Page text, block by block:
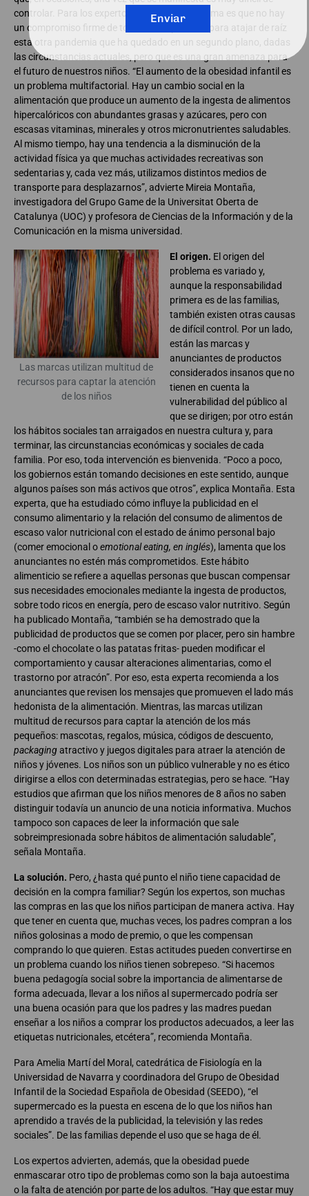
controlar. Para los expertos, el principal problema es que no hay
un compromiso firme de todos los implicados para atajar de raíz
esta otra pandemia que ha quedado en un segundo plano, dadas
las circunstancias actuales, pero que es una gran amenaza para
el futuro de nuestros niños. “El aumento de la obesidad infantil es
un problema multifactorial. Hay un cambio social en la
alimentación que produce un aumento de la ingesta de alimentos
hipercalóricos con abundantes grasas y azúcares, pero con
escasas vitaminas, minerales y otros micronutrientes saludables.
Al mismo tiempo, hay una tendencia a la disminución de la
actividad física ya que muchas actividades recreativas son
sedentarias y, cada vez más, utilizamos distintos medios de
transporte para desplazarnos”, advierte Mireia Montaña,
investigadora del Grupo Game de la Universitat Oberta de
Catalunya (UOC) y profesora de Ciencias de la Información y de la
Comunicación en la misma universidad.
Las marcas utilizan multitud de
recursos para captar la atención
de los niños
El origen. El origen del
problema es variado y,
aunque la responsabilidad
primera es de las familias,
también existen otras causas
de difícil control. Por un lado,
están las marcas y
anunciantes de productos
considerados insanos que no
tienen en cuenta la
vulnerabilidad del público al
que se dirigen; por otro están
los hábitos sociales tan arraigados en nuestra cultura y, para
terminar, las circunstancias económicas y sociales de cada
familia. Por eso, toda intervención es bienvenida. “Poco a poco,
los gobiernos están tomando decisiones en este sentido, aunque
algunos países son más activos que otros”, explica Montaña. Esta
experta, que ha estudiado cómo influye la publicidad en el
consumo alimentario y la relación del consumo de alimentos de
escaso valor nutricional con el estado de ánimo personal bajo
(comer emocional oemotional eating, en inglés), lamenta que los
anunciantes no estén más comprometidos. Este hábito
alimenticio se refiere a aquellas personas que buscan compensar
sus necesidades emocionales mediante la ingesta de productos,
sobre todo ricos en energía, pero de escaso valor nutritivo. Según
ha publicado Montaña, “también se ha demostrado que la
publicidad de productos que se comen por placer, pero sin hambre
-como el chocolate o las patatas fritas- pueden modificar el
comportamiento y causar alteraciones alimentarias, como el
trastorno por atracón”. Por eso, esta experta recomienda a los
anunciantes que revisen los mensajes que promueven el lado más
hedonista de la alimentación. Mientras, las marcas utilizan
multitud de recursos para captar la atención de los más
pequeños: mascotas, regalos, música, códigos de descuento,
packagingatractivo y juegos digitales para atraer la atención de
niños y jóvenes. Los niños son un público vulnerable y no es ético
dirigirse a ellos con determinadas estrategias, pero se hace. “Hay
estudios que afirman que los niños menores de 8 años no saben
distinguir todavía un anuncio de una noticia informativa. Muchos
tampoco son capaces de leer la información que sale
sobreimpresionada sobre hábitos de alimentación saludable”,
señala Montaña.
La solución. Pero, ¿hasta qué punto el niño tiene capacidad de
decisión en la compra familiar? Según los expertos, son muchas
las compras en las que los niños participan de manera activa. Hay
que tener en cuenta que, muchas veces, los padres compran a los
niños golosinas a modo de premio, o que les compensan
comprando lo que quieren. Estas actitudes pueden convertirse en
un problema cuando los niños tienen sobrepeso. “Si hacemos
buena pedagogía social sobre la importancia de alimentarse de
forma adecuada, llevar a los niños al supermercado podría ser
una buena ocasión para que los padres y las madres puedan
enseñar a los niños a comprar los productos adecuados, a leer las
etiquetas nutricionales, etcétera”, recomienda Montaña.
Para Amelia Martí del Moral, catedrática de Fisiología en la
Universidad de Navarra y coordinadora del Grupo de Obesidad
Infantil de la Sociedad Española de Obesidad (SEEDO), “el
supermercado es la puesta en escena de lo que los niños han
aprendido a través de la publicidad, la televisión y las redes
sociales”. De las familias depende el uso que se haga de él.
Los expertos advierten, además, que la obesidad puede
enmascarar otro tipo de problemas como son la baja autoestima
o la falta de atención por parte de los adultos. “Hay que estar muy
Enviar